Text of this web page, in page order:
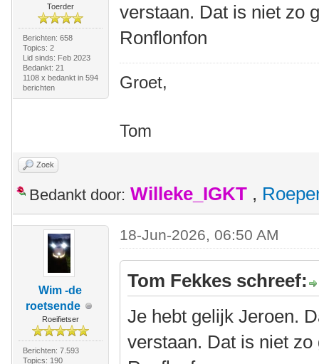
Toerder
Berichten: 658
Topics: 2
Lid sinds: Feb 2023
Bedankt: 21
1108 x bedankt in 594
berichten
verstaan. Dat is niet zo
Ronflonfon
Groet,
Tom
Zoek
Bedankt door: Willeke_IGKT ,
Wim -de
roetsende
Roeifietser
Berichten: 7.593
Topics: 190
18-Jun-2026, 06:50 AM
Tom Fekkes schreef:
Je hebt gelijk Jeroen.
verstaan. Dat is niet